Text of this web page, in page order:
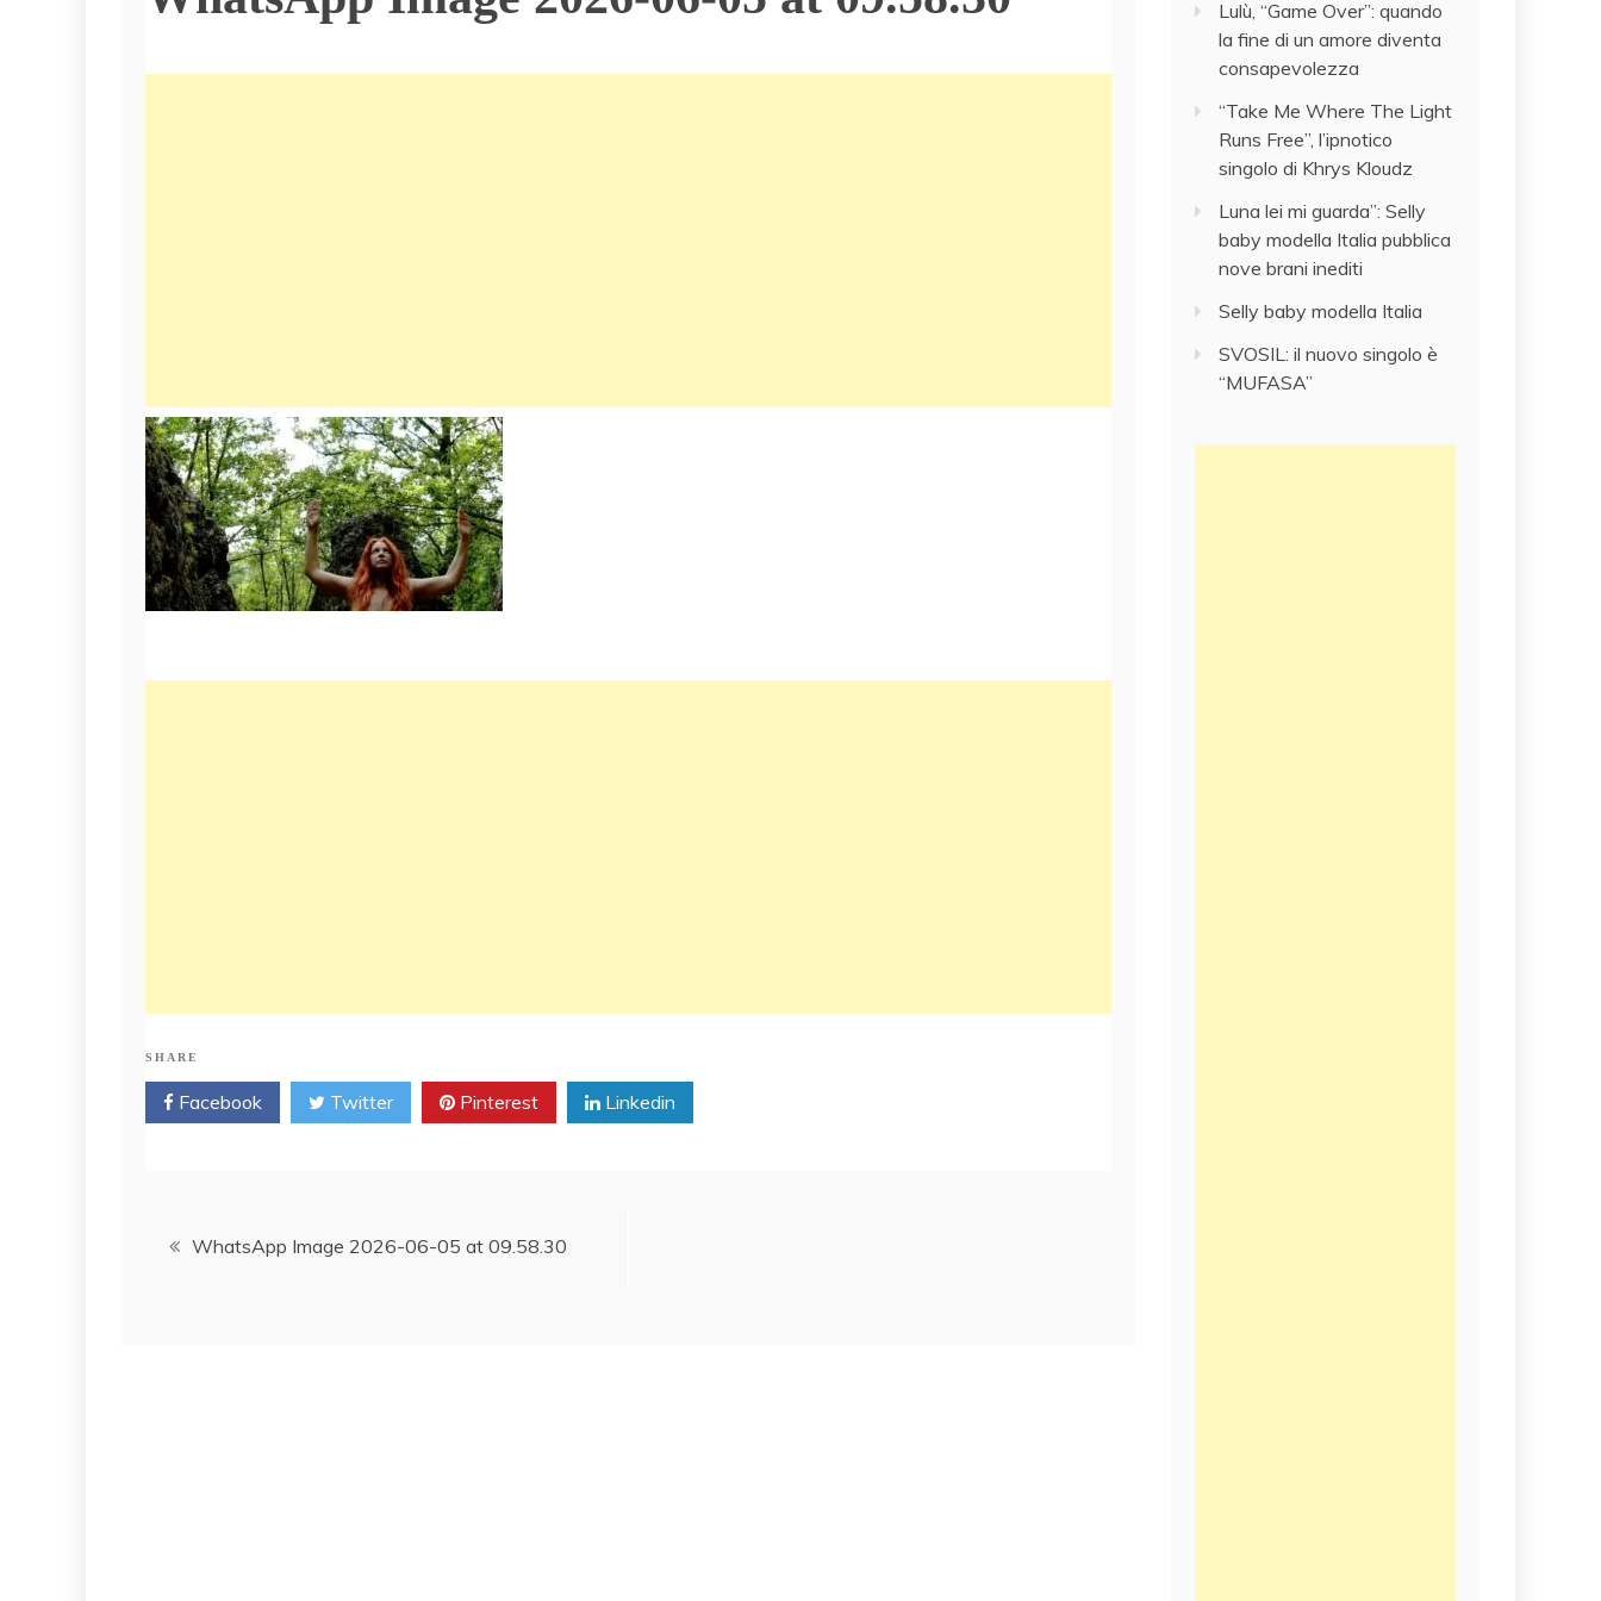
SHARE
Facebook Twitter Pinterest Linkedin
PostWhatsApp Image 2026-06-05 at 09.58.30
Lulù, “Game Over”: quando
la fine di un amore diventa
consapevolezza
“Take Me Where The Light
Runs Free”, l’ipnotico
singolo di Khrys Kloudz
Luna lei mi guarda”: Selly
baby modella Italia pubblica
nove brani inediti
Selly baby modella Italia
SVOSIL: il nuovo singolo è
“MUFASA”